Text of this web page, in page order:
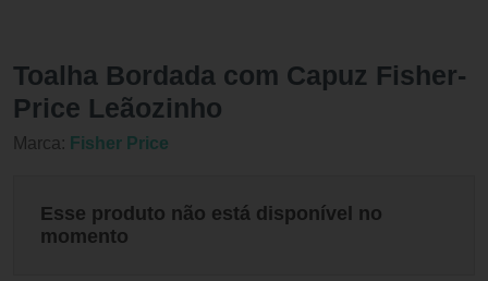
Toalha Bordada com Capuz Fisher-
Price Leãozinho
Marca: Fisher Price
Esse produto não está disponível no
momento